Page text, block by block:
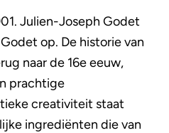
Julien-Joseph Godet
op. De historie van
naar de 16eeeuw,
prachtige
creativiteit staat
ingrediënten die van